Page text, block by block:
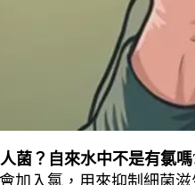
菌？自來水中不是有氯嗎